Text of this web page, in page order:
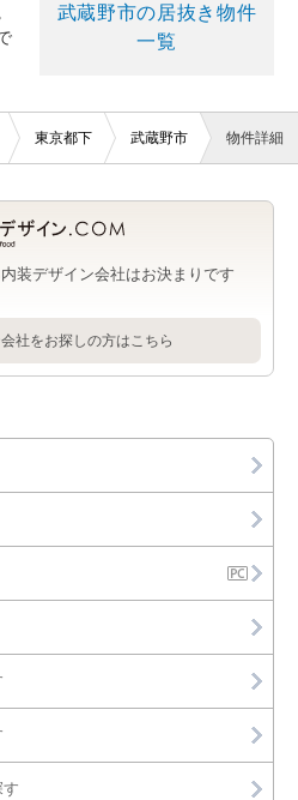
武蔵野市の居抜き物件
一覧
東京都下 武蔵野市 物件詳細
装デザイン会社はお決まりです
社をお探しの方はこちら